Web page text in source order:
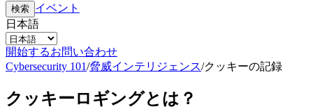
検索 イベント
日本語
開始するお問い合わせ
Cybersecurity 101/脅威インテリジェンス/クッキーの記録
クッキーロギングとは？